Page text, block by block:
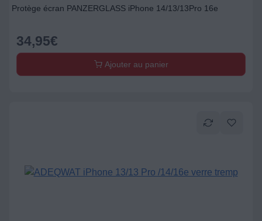
Protège écran PANZERGLASS iPhone 14/13/13Pro 16e
34,95€
Ajouter au panier